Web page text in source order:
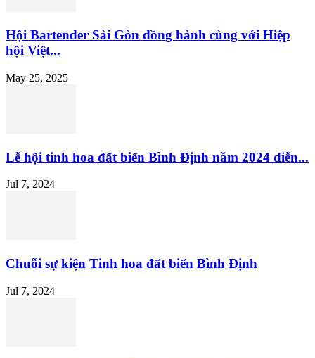
Hội Bartender Sài Gòn đồng hành cùng với Hiệp
hội Việt...
May 25, 2025
Lễ hội tinh hoa đất biển Bình Định năm 2024 diễn...
Jul 7, 2024
Chuỗi sự kiện Tinh hoa đất biển Bình Định
Jul 7, 2024